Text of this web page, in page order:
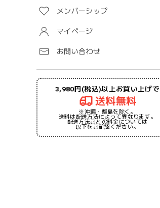
メンバーシップ
マイページ
お問い合わせ
3,980円(税込)以上お買い上げで
送料無料
※沖縄・離島を除く。
送料は配送方法によって異なります。
配送方法ごとの料金については
以下をご確認ください。